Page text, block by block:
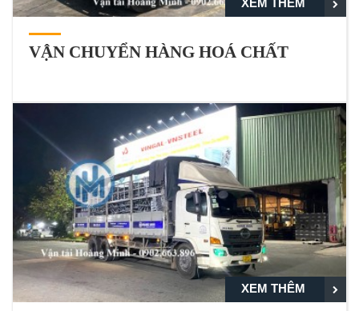
XEM THÊM
VẬN CHUYỂN HÀNG HOÁ CHẤT
XEM THÊM